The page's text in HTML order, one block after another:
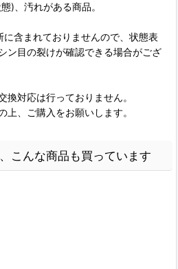
)、汚れがある商品。
含まれておりませんので、状態表
ン目の裂けが確認できる場合がござ
換対応は行っておりません。
、ご購入をお願いします。
こんな商品も買っています